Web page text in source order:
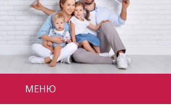
МЕНЮ